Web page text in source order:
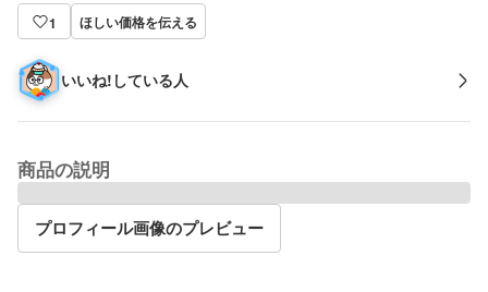
1 ほしい価格を伝える
いいね!している人
商品の説明
プロフィール画像のプレビュー